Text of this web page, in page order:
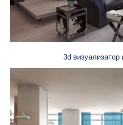
3d визуализатор